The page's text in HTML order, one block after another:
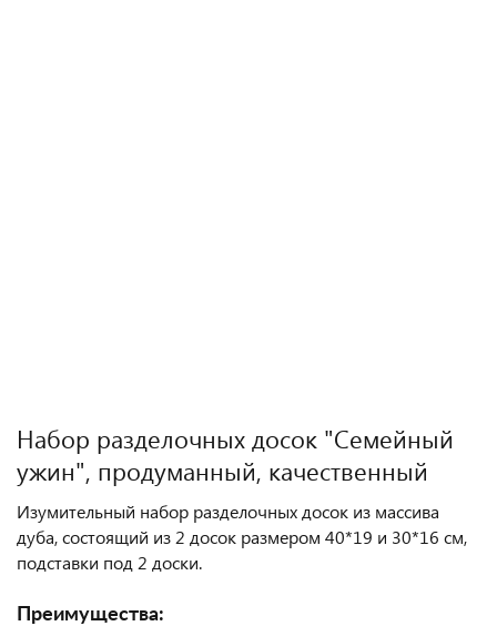
Набор разделочных досок "Семейный
ужин", продуманный, качественный
Изумительный набор разделочных досок из массива
дуба, состоящий из 2 досок размером 40*19 и 30*16 см,
подставки под 2 доски.
Преимущества: